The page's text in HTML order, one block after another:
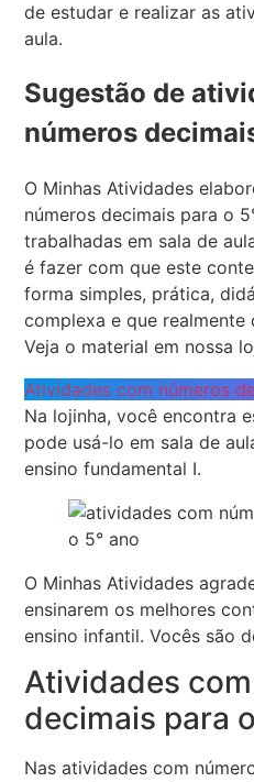
de estudar e realizar as
aula.
Sugestão de
números
O Minhas Atividades
números decimais para o
trabalhadas em sala de
é fazer com que este
forma simples, prática,
complexa e que realmente
Veja o material em nossa
Atividades com números
Na lojinha, você encontra
pode usá-lo em sala de
ensino fundamental I.
O Minhas Atividades
ensinarem os melhores
ensino infantil. Vocês são
Atividades
decimais para
Nas atividades com